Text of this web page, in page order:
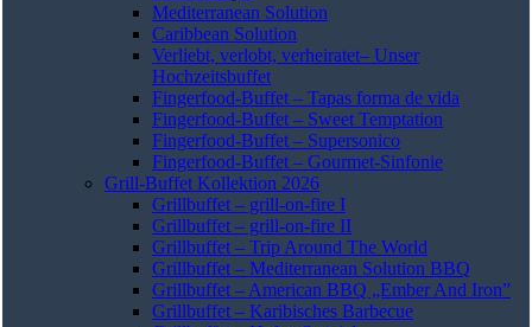
Mediterranean Solution
Caribbean Solution
Verliebt, verlobt, verheiratet– Unser
Hochzeitsbuffet
Fingerfood-Buffet – Tapas forma de vida
Fingerfood-Buffet – Sweet Temptation
Fingerfood-Buffet – Supersonico
Fingerfood-Buffet – Gourmet-Sinfonie
Grill-Buffet Kollektion 2026
Grillbuffet – grill-on-fire I
Grillbuffet – grill-on-fire II
Grillbuffet – Trip Around The World
Grillbuffet – Mediterranean Solution BBQ
Grillbuffet – American BBQ „Ember And Iron”
Grillbuffet – Karibisches Barbecue